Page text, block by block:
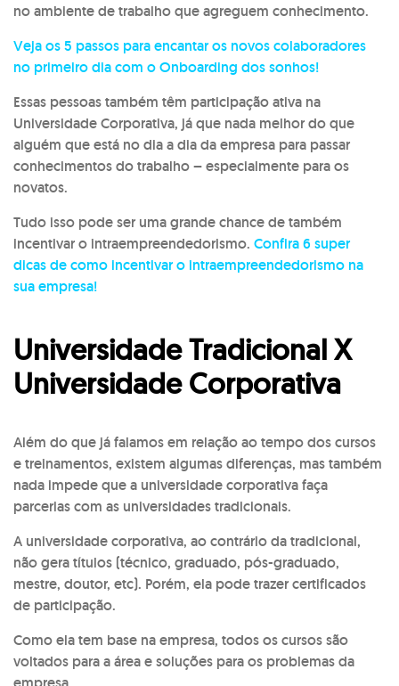
no ambiente de trabalho que agreguem conhecimento.
Veja os 5 passos para encantar os novos colaboradores
no primeiro dia com o Onboarding dos sonhos!
Essas pessoas também têm participação ativa na
Universidade Corporativa, já que nada melhor do que
alguém que está no dia a dia da empresa para passar
conhecimentos do trabalho – especialmente para os
novatos.
Tudo isso pode ser uma grande chance de também
incentivar o intraempreendedorismo. Confira 6 super
dicas de como incentivar o intraempreendedorismo na
sua empresa!
Universidade Tradicional X
Universidade Corporativa
Além do que já falamos em relação ao tempo dos cursos
e treinamentos, existem algumas diferenças, mas também
nada impede que a universidade corporativa faça
parcerias com as universidades tradicionais.
A universidade corporativa, ao contrário da tradicional,
não gera títulos (técnico, graduado, pós-graduado,
mestre, doutor, etc). Porém, ela pode trazer certificados
de participação.
Como ela tem base na empresa, todos os cursos são
voltados para a área e soluções para os problemas da